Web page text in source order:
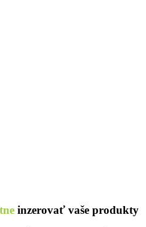
inzerovať vaše produkty